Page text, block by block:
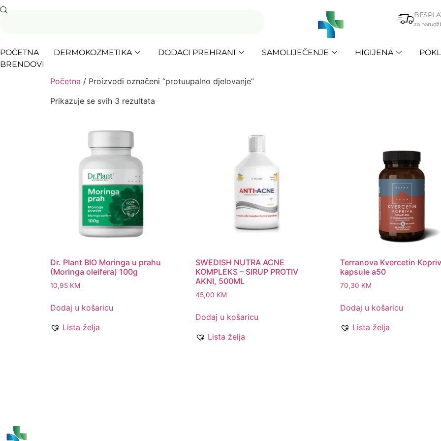
za
POČETNA DERMOKOZMETIKA DODACI PREHRANI SAMOLIJEČENJE HIGIJENA
BRENDOVI
Početna / Proizvodi označeni “protuupalno djelovanje”
Prikazuje se svih 3 rezultata
Dr. Plant BIO Moringa u prahu
(Moringa oleifera) 100g
10,95 KM
Dodaj u košaricu
Lista želja
SWEDISH NUTRA ACNE
KOMPLEKS – SIRUP PROTIV
AKNI, 500ML
45,00 KM
Dodaj u košaricu
Lista želja
Terranova Kvercetin
kapsule a50
70,30 KM
Dodaj u košaricu
Lista želja